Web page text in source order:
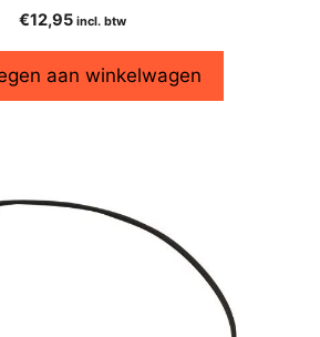
€12,95 incl. btw
aan winkelwagen